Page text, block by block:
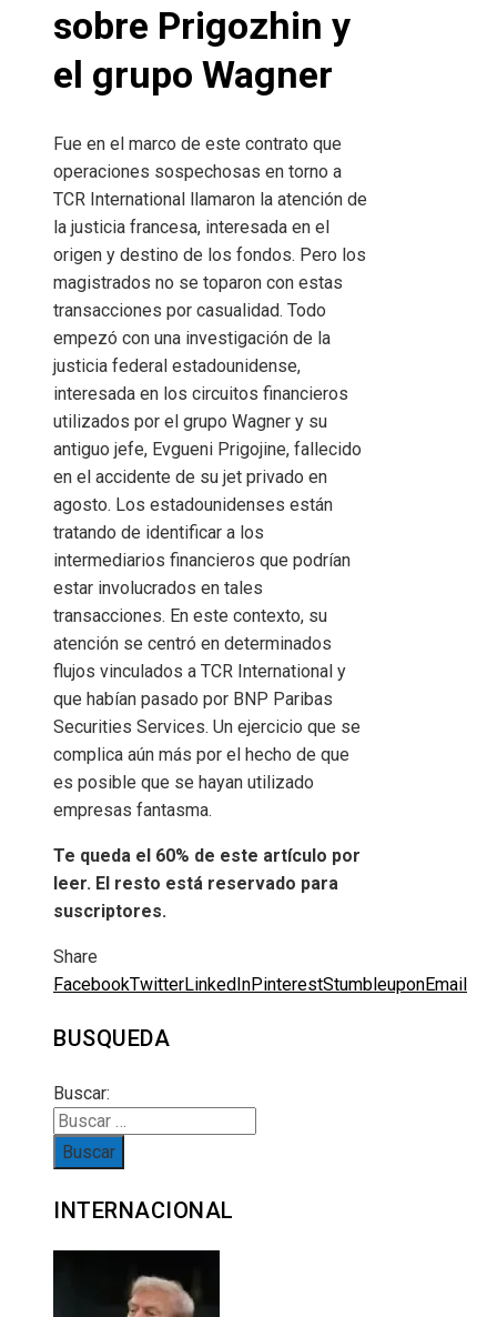
sobre Prigozhin y
el grupo Wagner
Fue en el marco de este contrato que
operaciones sospechosas en torno a
TCR International llamaron la atención de
la justicia francesa, interesada en el
origen y destino de los fondos. Pero los
magistrados no se toparon con estas
transacciones por casualidad. Todo
empezó con una investigación de la
justicia federal estadounidense,
interesada en los circuitos financieros
utilizados por el grupo Wagner y su
antiguo jefe, Evgueni Prigojine, fallecido
en el accidente de su jet privado en
agosto. Los estadounidenses están
tratando de identificar a los
intermediarios financieros que podrían
estar involucrados en tales
transacciones. En este contexto, su
atención se centró en determinados
flujos vinculados a TCR International y
que habían pasado por BNP Paribas
Securities Services. Un ejercicio que se
complica aún más por el hecho de que
es posible que se hayan utilizado
empresas fantasma.
Te queda el 60% de este artículo por
leer. El resto está reservado para
suscriptores.
Share
FacebookTwitterLinkedInPinterestStumbleuponEmail
BUSQUEDA
Buscar:
INTERNACIONAL